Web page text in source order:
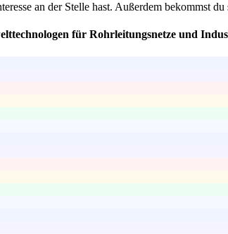
an der Stelle hast. Außerdem bekommst
für Rohrleitungsnetze und